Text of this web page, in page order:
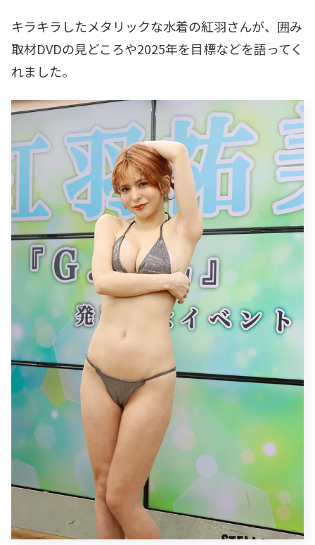
キラキラしたメタリックな水着の紅羽さんが、囲み
取材DVDの見どころや2025年を目標などを語ってく
れました。